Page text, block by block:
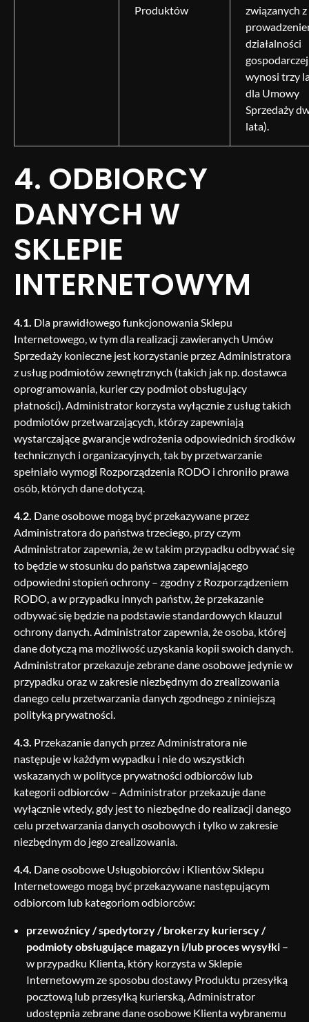
Produktów
związanych z
działalności
gospodarczej
wynosi trzy
dla Umowy
Sprzedaży
lata).
4. ODBIORCY
DANYCH W
SKLEPIE
INTERNETOWYM
4.1. Dla prawidłowego funkcjonowania Sklepu
Internetowego, w tym dla realizacji zawieranych Umów
Sprzedaży konieczne jest korzystanie przez Administratora
z usług podmiotów zewnętrznych (takich jak np. dostawca
oprogramowania, kurier czy podmiot obsługujący
płatności). Administrator korzysta wyłącznie z usług takich
podmiotów przetwarzających, którzy zapewniają
wystarczające gwarancje wdrożenia odpowiednich środków
technicznych i organizacyjnych, tak by przetwarzanie
spełniało wymogi Rozporządzenia RODO i chroniło prawa
osób, których dane dotyczą.
4.2. Dane osobowe mogą być przekazywane przez
Administratora do państwa trzeciego, przy czym
Administrator zapewnia, że w takim przypadku odbywać się
to będzie w stosunku do państwa zapewniającego
odpowiedni stopień ochrony – zgodny z Rozporządzeniem
RODO, a w przypadku innych państw, że przekazanie
odbywać się będzie na podstawie standardowych klauzul
ochrony danych. Administrator zapewnia, że osoba, której
dane dotyczą ma możliwość uzyskania kopii swoich danych.
Administrator przekazuje zebrane dane osobowe jedynie w
przypadku oraz w zakresie niezbędnym do zrealizowania
danego celu przetwarzania danych zgodnego z niniejszą
polityką prywatności.
4.3. Przekazanie danych przez Administratora nie
następuje w każdym wypadku i nie do wszystkich
wskazanych w polityce prywatności odbiorców lub
kategorii odbiorców – Administrator przekazuje dane
wyłącznie wtedy, gdy jest to niezbędne do realizacji danego
celu przetwarzania danych osobowych i tylko w zakresie
niezbędnym do jego zrealizowania.
4.4. Dane osobowe Usługobiorców i Klientów Sklepu
Internetowego mogą być przekazywane następującym
odbiorcom lub kategoriom odbiorców:
przewoźnicy / spedytorzy / brokerzy kurierscy /
podmioty obsługujące magazyn i/lub proces wysyłki–
w przypadku Klienta, który korzysta w Sklepie
Internetowym ze sposobu dostawy Produktu przesyłką
pocztową lub przesyłką kurierską, Administrator
udostępnia zebrane dane osobowe Klienta wybranemu